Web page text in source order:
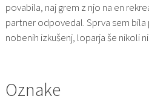
povabila, naj grem z njo na en
partner odpovedal. Sprva sem
nobenih izkušenj, loparja še nikoli
Oznake